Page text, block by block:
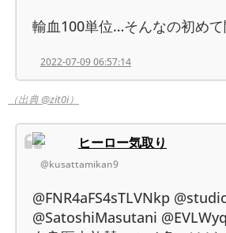
輸血100単位…そんなの初めて
2022-07-09 06:57:14
（出典 @zit0i）
ヒーロー気取り
@kusattamikan9
@FNR4aFS4sTLVNkp
@SatoshiMasutani